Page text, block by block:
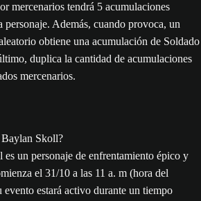
mercenarios tendrá 5 acumulaciones
personaje. Además, cuando provoca, un
obtiene una acumulación de Soldado
duplica la cantidad de acumulaciones
mercenarios.
Skoll?
un personaje de enfrentamiento épico y
el 31/10 a las 11 a. m (hora del
evento estará activo durante un tiempo